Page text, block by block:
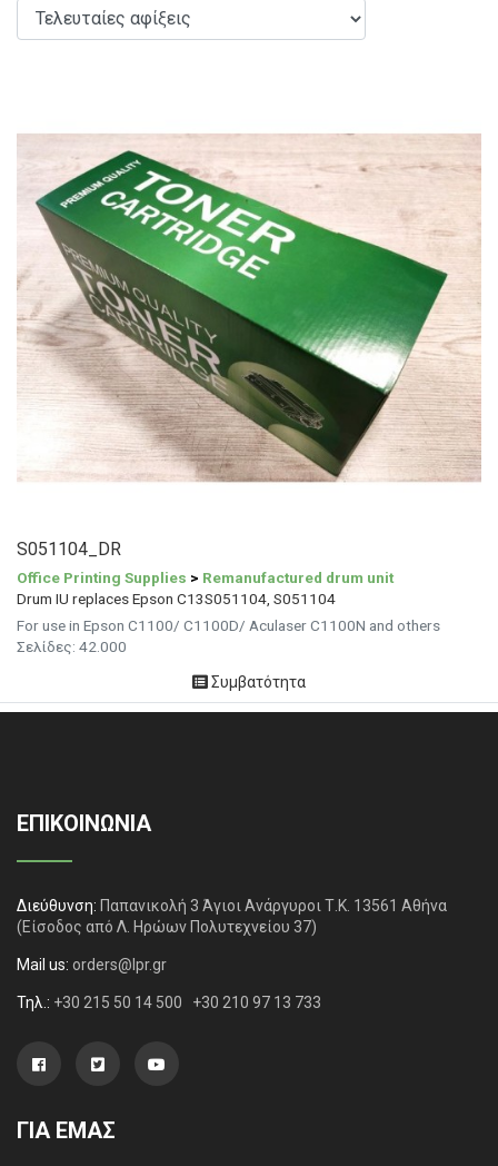
S051104_DR
Office Printing Supplies > Remanufactured drum unit
Drum IU replaces Epson C13S051104, S051104
For use in Epson C1100/ C1100D/ Aculaser C1100N and others
Σελίδες: 42.000
Συμβατότητα
ΕΠΙΚΟΙΝΩΝΙΑ
Διεύθυνση: Παπανικολή 3 Άγιοι Ανάργυροι Τ.Κ. 13561 Αθήνα
(Είσοδος από Λ. Ηρώων Πολυτεχνείου 37)
Mail us: orders@lpr.gr
Τηλ.: +30 215 50 14 500 +30 210 97 13 733
ΓΙΑ ΕΜΑΣ